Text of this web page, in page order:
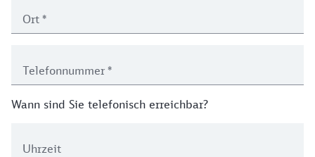
Ort *
Telefonnummer *
Wann sind Sie telefonisch erreichbar?
Uhrzeit